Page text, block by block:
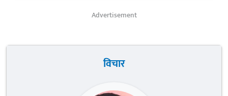
Advertisement
विचार